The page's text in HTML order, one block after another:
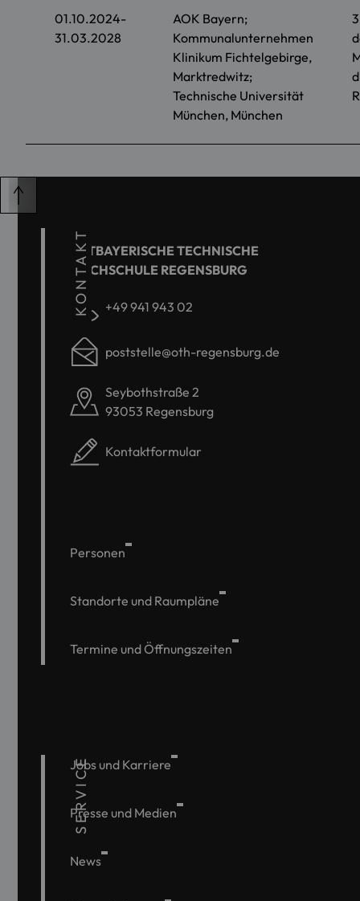
01.10.2024-
31.03.2028
AOK Bayern;
Kommunalunternehmen
Klinikum Fichtelgebirge,
Marktredwitz;
Technische Universität
München, München
KONTAKT
OSTBAYERISCHE TECHNISCHE
HOCHSCHULE REGENSBURG
+49 941 943 02
poststelle@oth-regensburg.de
Seybothstraße 2
93053 Regensburg
Kontaktformular
Personen
Standorte und Raumpläne
Termine und Öffnungszeiten
SERVICE
Jobs und Karriere
Presse und Medien
News